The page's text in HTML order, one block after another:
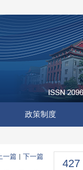
政策制度
上一篇 下一篇
427